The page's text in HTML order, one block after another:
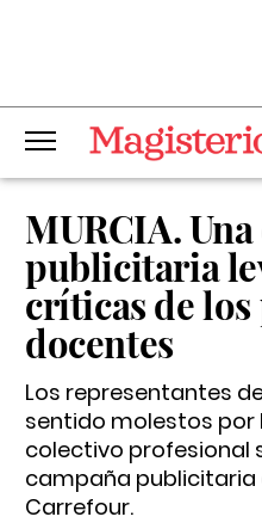
MURCIA.
publicitaria
críticas de
docentes
Los representantes
sentido molestos por
colectivo profesional
campaña publicitaria
Carrefour.